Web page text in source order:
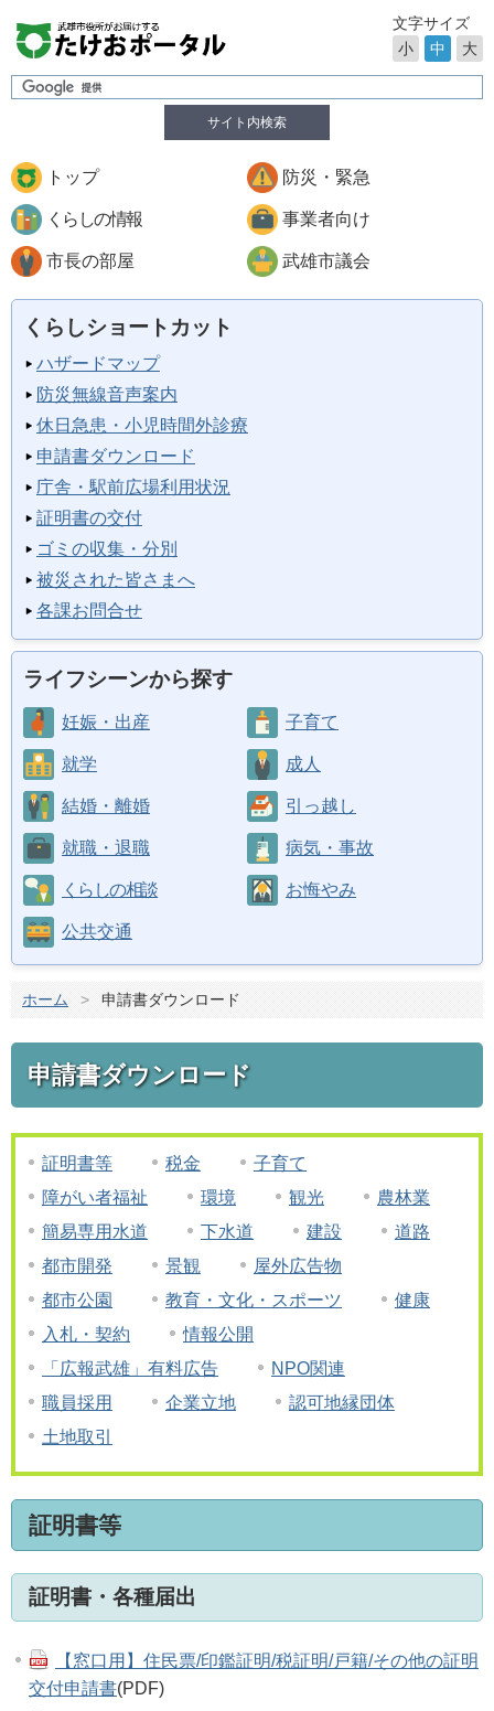
サイト内検索
文字サイズ
小
中 大
トップ 防災・緊急
くらしの情報 事業者向け
市長の部屋 武雄市議会
くらしショートカット
ハザードマップ
防災無線音声案内
休日急患・小児時間外診療
申請書ダウンロード
庁舎・駅前広場利用状況
証明書の交付
ゴミの収集・分別
被災された皆さまへ
各課お問合せ
ライフシーンから探す
妊娠・出産 子育て
就学 成人
結婚・離婚 引っ越し
就職・退職 病気・事故
くらしの相談 お悔やみ
公共交通
ホーム > 申請書ダウンロード
申請書ダウンロード
証明書等 税金
子育て
障がい者福祉
環境 観光
農林業
簡易専用水道
下水道 建設
道路
都市開発
景観
屋外広告物
都市公園
教育・文化・スポーツ
健康
入札・契約
情報公開
「広報武雄」有料広告
NPO関連
職員採用
企業立地
認可地縁団体
土地取引
証明書等
証明書・各種届出
【窓口用】住民票/印鑑証明/税証明/戸籍/その他の証明
交付申請書(PDF)